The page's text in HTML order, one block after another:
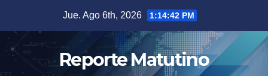
contenido
Jue. Ago 6th, 2026 1:14:43 PM
Reporte Matutino